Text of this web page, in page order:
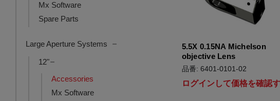
Mx Software
Spare Parts
Large Aperture Systems
12"
Accessories
Mx Software
5.5X 0.15NA Michelson
objective Lens
品番: 6401-0101-02
ログインして価格を確認